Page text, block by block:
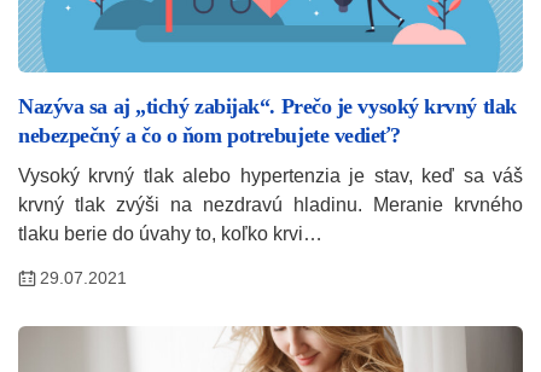
Nazýva sa aj „tichý zabijak“. Prečo je vysoký krvný tlak
nebezpečný a čo o ňom potrebujete vedieť?
Vysoký krvný tlak alebo hypertenzia je stav, keď sa váš
krvný tlak zvýši na nezdravú hladinu. Meranie krvného
tlaku berie do úvahy to, koľko krvi…
29.07.2021